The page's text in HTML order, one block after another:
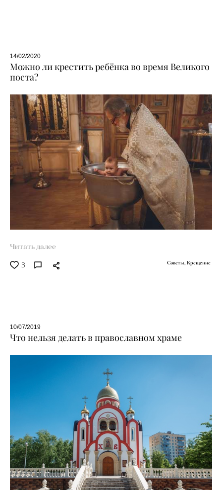
14/02/2020
Можно ли крестить ребёнка во время Великого
поста?
Читать далее
3 Советы, Крещение
10/07/2019
Что нельзя делать в православном храме